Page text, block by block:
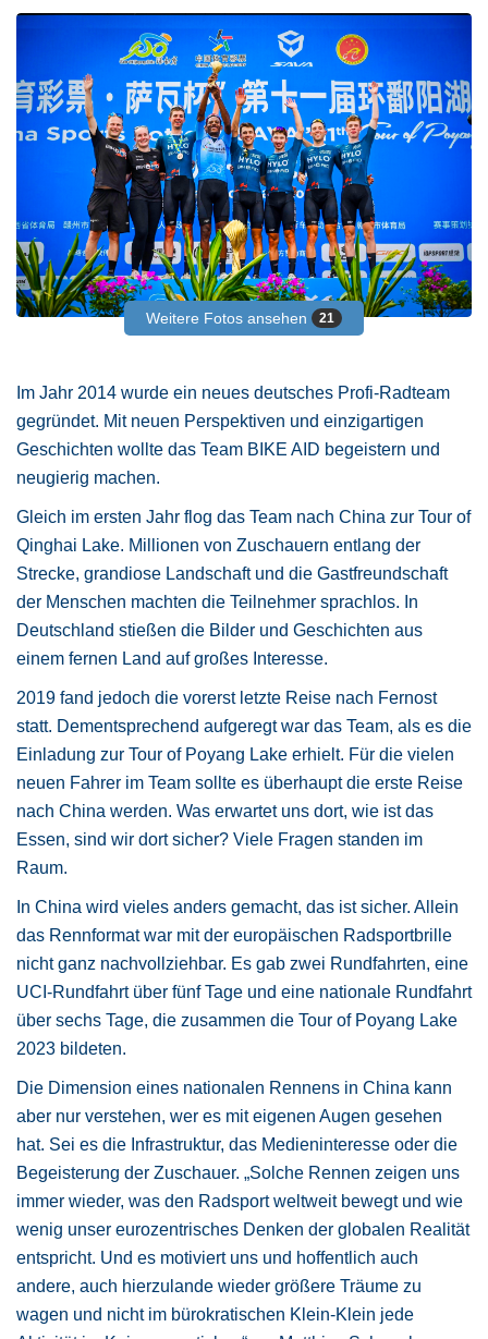
Weitere Fotos ansehen 21
Im Jahr 2014 wurde ein neues deutsches Profi-Radteam
gegründet. Mit neuen Perspektiven und einzigartigen
Geschichten wollte das Team BIKE AID begeistern und
neugierig machen.
Gleich im ersten Jahr flog das Team nach China zur Tour of
Qinghai Lake. Millionen von Zuschauern entlang der
Strecke, grandiose Landschaft und die Gastfreundschaft
der Menschen machten die Teilnehmer sprachlos. In
Deutschland stießen die Bilder und Geschichten aus
einem fernen Land auf großes Interesse.
2019 fand jedoch die vorerst letzte Reise nach Fernost
statt. Dementsprechend aufgeregt war das Team, als es die
Einladung zur Tour of Poyang Lake erhielt. Für die vielen
neuen Fahrer im Team sollte es überhaupt die erste Reise
nach China werden. Was erwartet uns dort, wie ist das
Essen, sind wir dort sicher? Viele Fragen standen im
Raum.
In China wird vieles anders gemacht, das ist sicher. Allein
das Rennformat war mit der europäischen Radsportbrille
nicht ganz nachvollziehbar. Es gab zwei Rundfahrten, eine
UCI-Rundfahrt über fünf Tage und eine nationale Rundfahrt
über sechs Tage, die zusammen die Tour of Poyang Lake
2023 bildeten.
Die Dimension eines nationalen Rennens in China kann
aber nur verstehen, wer es mit eigenen Augen gesehen
hat. Sei es die Infrastruktur, das Medieninteresse oder die
Begeisterung der Zuschauer. „Solche Rennen zeigen uns
immer wieder, was den Radsport weltweit bewegt und wie
wenig unser eurozentrisches Denken der globalen Realität
entspricht. Und es motiviert uns und hoffentlich auch
andere, auch hierzulande wieder größere Träume zu
wagen und nicht im bürokratischen Klein-Klein jede